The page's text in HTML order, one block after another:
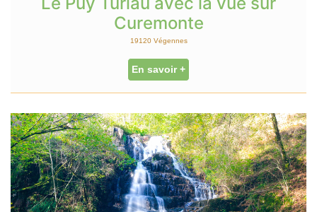
Curemonte
19120 Végennes
En savoir +